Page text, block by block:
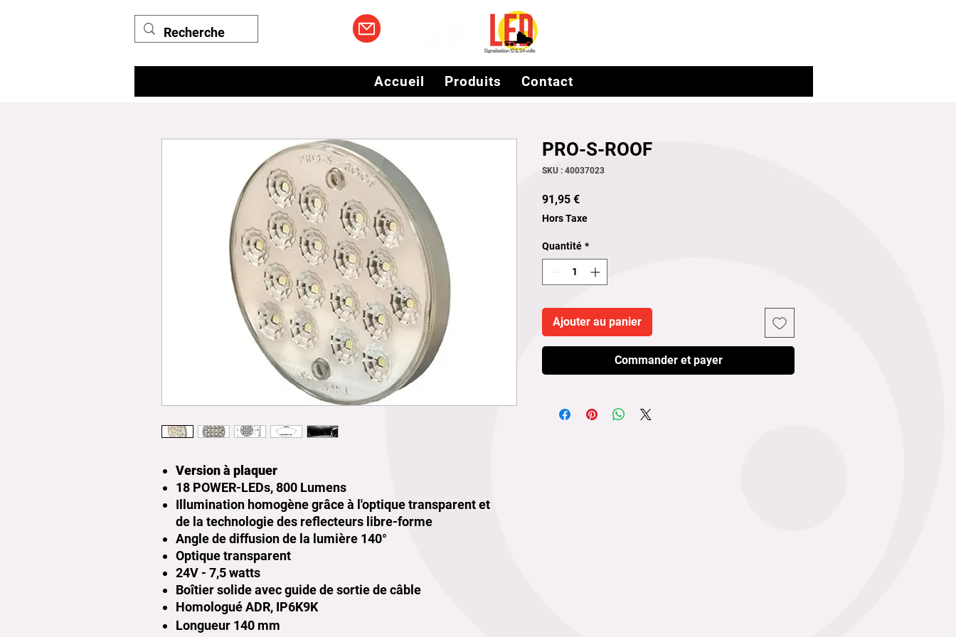
Accueil Produits Contact
Version à plaquer
18 POWER-LEDs, 800 Lumens
Illumination homogène grâce à l'optique transparent et
de la technologie des reflecteurs libre-forme
Angle de diffusion de la lumière 140°
Optique transparent
24V - 7,5 watts
Boîtier solide avec guide de sortie de câble
Homologué ADR, IP6K9K
Longueur 140 mm
PRO-S-ROOF
SKU : 40037023
91,95 €Prix
Hors Taxe
Quantité *
Ajouter au panier
Commander et payer